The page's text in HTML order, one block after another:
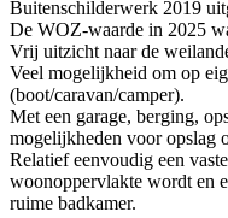
Buitenschilderwerk 2019
De WOZ-waarde in 2025
Vrij uitzicht naar de
Veel mogelijkheid om op
(boot/caravan/camper).
Met een garage, berging,
mogelijkheden voor opslag
Relatief eenvoudig een
woonoppervlakte wordt en
ruime badkamer.